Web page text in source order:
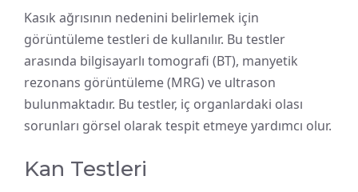
Kasık ağrısının nedenini belirlemek için
görüntüleme testleri de kullanılır. Bu testler
arasında bilgisayarlı tomografi (BT), manyetik
rezonans görüntüleme (MRG) ve ultrason
bulunmaktadır. Bu testler, iç organlardaki olası
sorunları görsel olarak tespit etmeye yardımcı olur.
Kan Testleri